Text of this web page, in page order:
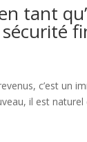
tant
c’est un
il est naturel